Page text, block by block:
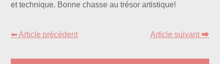
et technique. Bonne chasse au trésor artistique!
⬅ Article précédent Article suivant ⮕